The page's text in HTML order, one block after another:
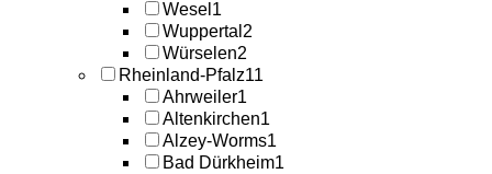
Wesel 1
Wuppertal 2
Würselen2
Rheinland-Pfalz11
Ahrweiler1
Altenkirchen1
Alzey-Worms1
Bad Dürkheim1